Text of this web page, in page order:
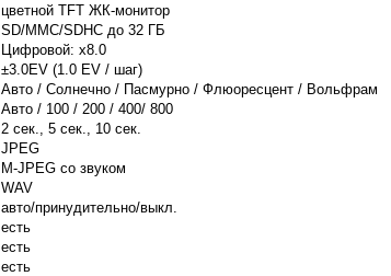
цветной TFT ЖК-монитор
SD/MMC/SDHC до 32 ГБ
Цифровой: х8.0
±3.0EV (1.0 EV / шаг)
Авто / Солнечно / Пасмурно / Флюоресцент / Вольфрам
Авто / 100 / 200 / 400/ 800
2 сек., 5 сек., 10 сек.
JPEG
M-JPEG со звуком
WAV
авто/принудительно/выкл.
есть
есть
есть